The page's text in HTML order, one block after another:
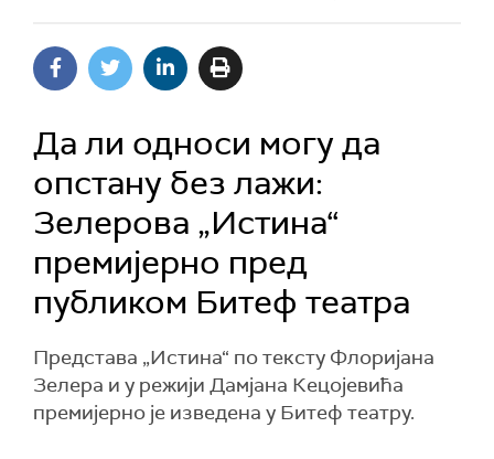
Да ли односи могу да
опстану без лажи:
Зелерова „Истина“
премијерно пред
публиком Битеф театра
Представа „Истина“ по тексту Флоријана
Зелера и у режији Дамјана Кецојевића
премијерно je изведена у Битеф театру.